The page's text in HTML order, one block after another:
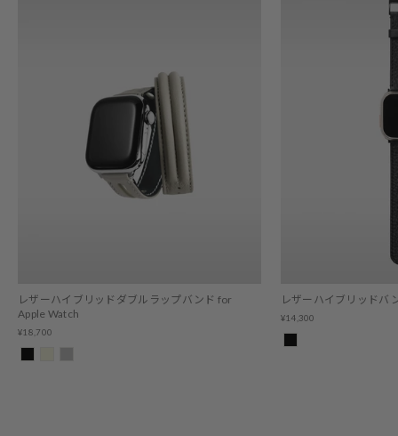
レザーハイブリッドダブルラップバンド for
Apple Watch
¥18,700
レザーハイブリッドバ
¥14,300